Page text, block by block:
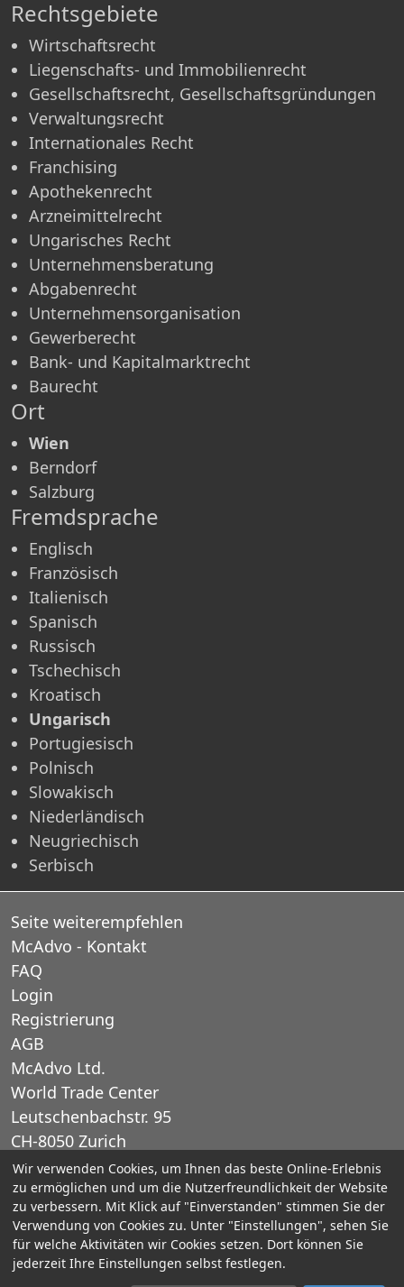
Rechtsgebiete
Wirtschaftsrecht
Liegenschafts- und Immobilienrecht
Gesellschaftsrecht, Gesellschaftsgründungen
Verwaltungsrecht
Internationales Recht
Franchising
Apothekenrecht
Arzneimittelrecht
Ungarisches Recht
Unternehmensberatung
Abgabenrecht
Unternehmensorganisation
Gewerberecht
Bank- und Kapitalmarktrecht
Baurecht
Ort
Wien
Berndorf
Salzburg
Fremdsprache
Englisch
Französisch
Italienisch
Spanisch
Russisch
Tschechisch
Kroatisch
Ungarisch
Portugiesisch
Polnisch
Slowakisch
Niederländisch
Neugriechisch
Serbisch
Seite weiterempfehlen
McAdvo - Kontakt
FAQ
Login
Registrierung
AGB
McAdvo Ltd.
World Trade Center
Leutschenbachstr. 95
CH-8050 Zurich
Schweiz
E-Mail: office@mcadvo.com
© 2005-2025 McAdvo Ltd.
Wir verwenden Cookies, um Ihnen das beste Online-Erlebnis
zu ermöglichen und um die Nutzerfreundlichkeit der Website
zu verbessern. Mit Klick auf "Einverstanden" stimmen Sie der
Verwendung von Cookies zu. Unter "Einstellungen", sehen Sie
für welche Aktivitäten wir Cookies setzen. Dort können Sie
jederzeit Ihre Einstellungen selbst festlegen.